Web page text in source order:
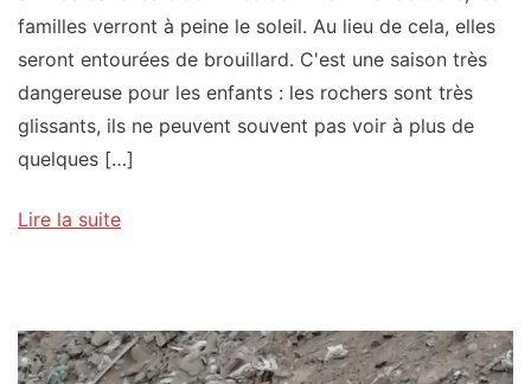
familles verront à peine le soleil. Au lieu de cela, elles
seront entourées de brouillard. C'est une saison très
dangereuse pour les enfants : les rochers sont très
glissants, ils ne peuvent souvent pas voir à plus de
quelques […]
Lire la suite